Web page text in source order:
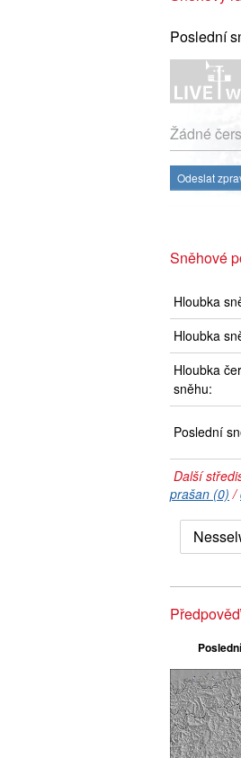
Poslední
Žádné
Odeslat
Sněhové
Hloubka
Hloubka
Hloubka
sněhu:
Poslední
Další
prašan (0) /